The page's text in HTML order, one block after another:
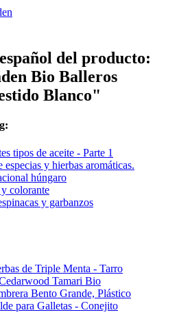
del producto:
Bio Balleros
Blanco"
tipos de aceite - Parte 1
especias y hierbas aromáticas.
húngaro
colorante
y garbanzos
de Triple Menta - Tarro
Tamari Bio
Bento Grande, Plástico
para Galletas - Conejito